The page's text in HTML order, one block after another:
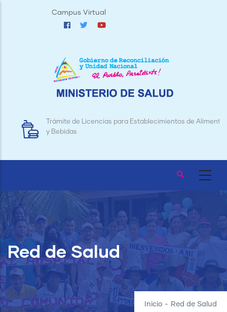
Campus Virtual
Trámite de Licencias para Establecimientos de Alimentos
y Bebidas
Red de Salud
Inicio - Red de Salud